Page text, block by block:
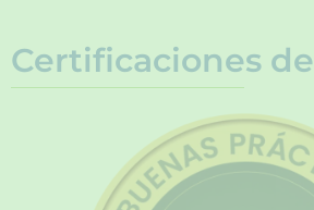
Certificaciones de